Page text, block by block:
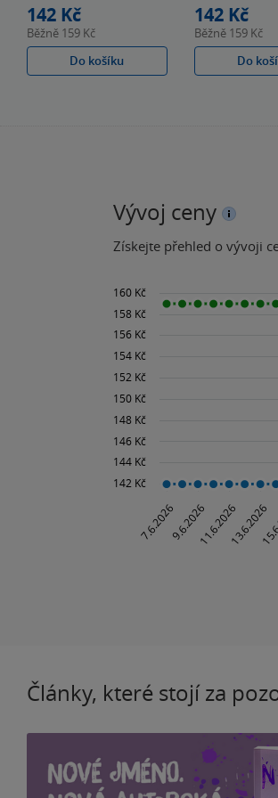
142 Kč
Běžně 159 Kč
Do košíku
142 Kč
Běžně 159 Kč
Do
Vývoj ceny
Získejte přehled o vývoji
Články, které stojí za